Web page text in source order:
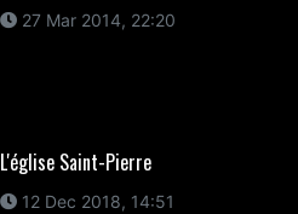
27 Mar 2014, 22:20
L'église Saint-Pierre
12 Dec 2018, 14:51